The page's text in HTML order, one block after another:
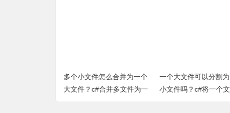
多个小文件怎么合并为一个
大文件？c#合并多文件为一
个文件（完整源代码）
一个大文件可以分割
小文件吗？c#将一个
割为多个小文件小方法